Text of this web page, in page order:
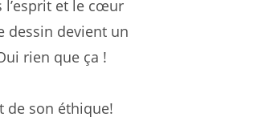
l’esprit et le cœur
dessin devient un
rien que ça !
de son éthique!